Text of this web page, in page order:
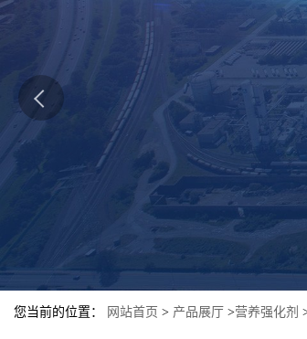
您当前的位置： 网站首页 > 产品展厅 >营养强化剂